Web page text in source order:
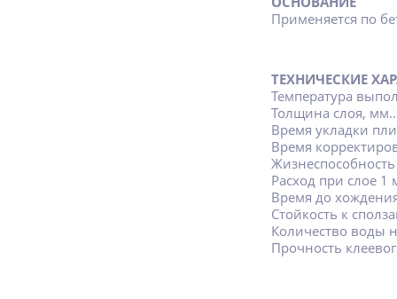
Применяется по
ТЕХНИЧЕСКИЕ
Температура
Толщина слоя,
Время укладки
Время
Расход при слое 1
Время до
Стойкость к
Количество воды
Прочность